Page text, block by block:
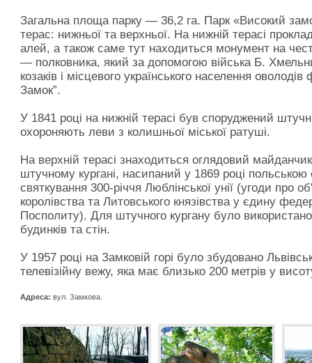
Загальна площа парку — 36,2 га. Парк «Високий
терас: нижньої та верхньої. На нижній терасі
алей, а також саме тут находиться монумент на
— полковника, який за допомогою війська Б.
козаків і місцевого українського населення
Замок”.
У 1841 році на нижній терасі був споруджений
охороняють леви з колишньої міської ратуші.
На верхній терасі знаходиться оглядовий
штучному кургані, насипаний у 1869 році
святкування 300-річчя Люблінської унії (угоди про
королівства та Литовського князівства у єдину
Посполиту). Для штучного кургану було
будинків та стін.
У 1957 році на Замковій горі було збудовано
телевізійну вежу, яка має близько 200 метрів у
Адреса: вул. Замкова.